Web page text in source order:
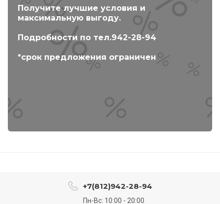
Получите лучшие условия и
максимальную выгоду.
Подробности по тел.942-28-94
*срок предложения ограничен
+7(812)942-28-94
Пн-Вс: 10:00 - 20:00